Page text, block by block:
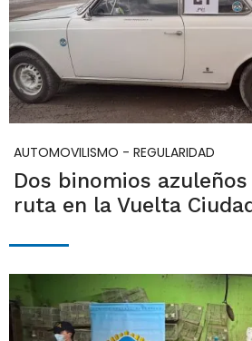
AUTOMOVILISMO - REGULARIDAD
Dos binomios
ruta en la Vuelta